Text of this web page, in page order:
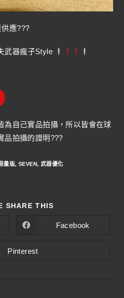
供應???
武器瘋子Style
為自己實品拍攝，所以皆會在球
品拍攝的證明???
量版, SEVEN, 武器優化
SHARE THIS
Facebook
Pinterest